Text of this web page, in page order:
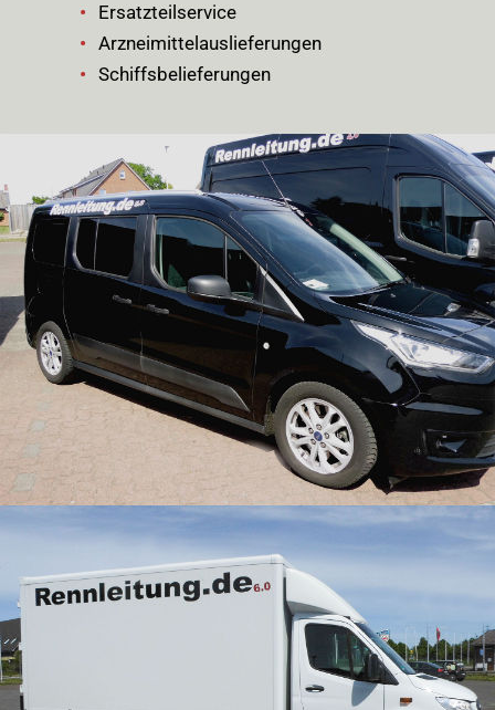
Ersatzteilservice
Arzneimittelauslieferungen
Schiffsbelieferungen